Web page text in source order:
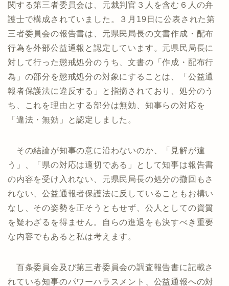
関する第三者委員会は、元裁判官３人を含む６人の弁
護士で構成されていました。３月19日に公表された第
三者委員会の報告書は、元県民局長の文書作成・配布
行為を外部公益通報と認定しています。元県民局長に
対して行った懲戒処分のうち、文書の「作成・配布行
為」の部分を懲戒処分の対象にすることは、「公益通
報者保護法に違反する」と指摘されており、処分のう
ち、これを理由とする部分は無効、知事らの対応を
「違法・無効」と認定しました。
その結論が知事の意に沿わないのか、「見解が違
う」、「県の対応は適切である」として知事は報告書
の内容を受け入れない、元県民局長の処分の撤回もさ
れない、公益通報者保護法に反していることもお構い
なし、その姿勢を正そうともせず、公人としての資質
を疑わざるを得ません。自らの進退をも決すべき重要
な内容でもあると私は考えます。
百条委員会及び第三者委員会の調査報告書に記載さ
れている知事のパワーハラスメント、公益通報への対